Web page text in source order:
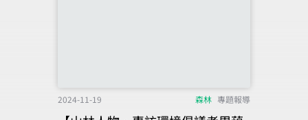
2024-11-19 森林 專題報導